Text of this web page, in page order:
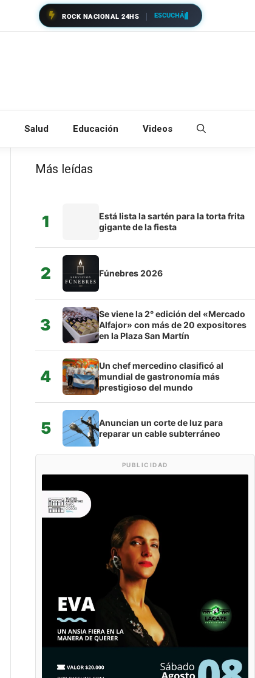
ROCK NACIONAL 24HS ESCUCHÁ
Salud Educación Videos
Más leídas
1
Está lista la sartén para la torta frita
gigante de la fiesta
2 Fúnebres 2026
3
Se viene la 2° edición del «Mercado
Alfajor» con más de 20 expositores
en la Plaza San Martín
4
Un chef mercedino clasificó al
mundial de gastronomía más
prestigioso del mundo
5
Anuncian un corte de luz para
reparar un cable subterráneo
PUBLICIDAD